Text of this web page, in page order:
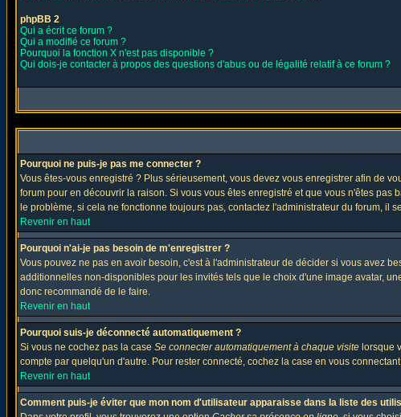
phpBB 2
Qui a écrit ce forum ?
Qui a modifié ce forum ?
Pourquoi la fonction X n'est pas disponible ?
Qui dois-je contacter à propos des questions d'abus ou de légalité relatif à ce forum ?
Pourquoi ne puis-je pas me connecter ?
Vous êtes-vous enregistré ? Plus sérieusement, vous devez vous enregistrer afin de
forum pour en découvrir la raison. Si vous vous êtes enregistré et que vous n'êtes
le problème, si cela ne fonctionne toujours pas, contactez l'administrateur du forum, il
Revenir en haut
Pourquoi n'ai-je pas besoin de m'enregistrer ?
Vous pouvez ne pas en avoir besoin, c'est à l'administrateur de décider si vous avez
additionnelles non-disponibles pour les invités tels que le choix d'une image avatar,
donc recommandé de le faire.
Revenir en haut
Pourquoi suis-je déconnecté automatiquement ?
Si vous ne cochez pas la case Se connecter automatiquement à chaque visite lorsque
compte par quelqu'un d'autre. Pour rester connecté, cochez la case en vous
Revenir en haut
Comment puis-je éviter que mon nom d'utilisateur apparaisse dans la liste des